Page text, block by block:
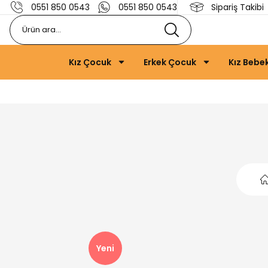
0551 850 0543 0551 850 0543 Sipariş Takibi
Kız Çocuk Erkek Çocuk Kız
Yeni